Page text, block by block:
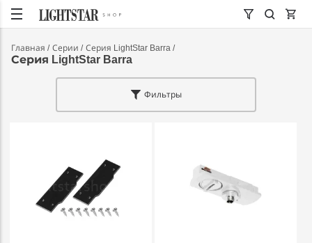
Главная Серии Серия LightStar Barra
Серия LightStar Barra
Фильтры